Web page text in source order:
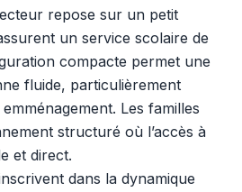
repose sur un petit
un service scolaire de
compacte permet une
fluide, particulièrement
Les familles
structuré où l’accès à
et direct.
dans la dynamique